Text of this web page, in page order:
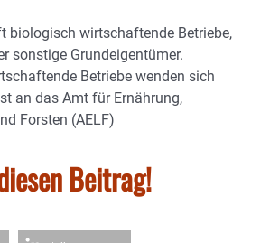
biologisch wirtschaftende Betriebe,
sonstige Grundeigentümer.
Betriebe wenden sich
an das Amt für Ernährung,
Forsten (AELF)
Beitrag!